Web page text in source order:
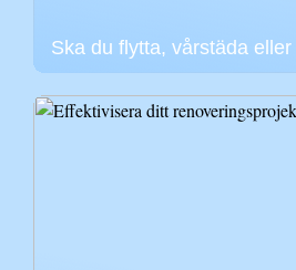
Ska du flytta, vårstäda